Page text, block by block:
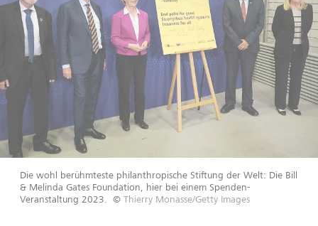
Die wohl berühmteste philanthropische Stiftung der Welt: Die Bill
& Melinda Gates Foundation, hier bei einem Spenden-
Veranstaltung 2023.
© Thierry Monasse/Getty Images